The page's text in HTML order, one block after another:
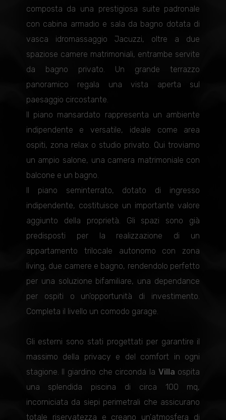
composta da una prestigiosa suite padronale
con cabina armadio e sala da bagno dotata di
vasca idromassaggio Jacuzzi, oltre a due
spaziose camere matrimoniali, entrambe servite
da bagno privato. Un grande terrazzo
panoramico regala una vista aperta sul
paesaggio circostante.
Il piano mansardato rappresenta un ambiente
indipendente e versatile, ideale come area
ospiti, zona relax o studio privato. Qui troviamo
un ampio salone, una camera matrimoniale con
balcone e un bagno.
Il piano seminterrato, dotato di ingresso
indipendente, costituisce un importante valore
aggiunto della proprietà. Gli spazi sono già
predisposti per la realizzazione di un
appartamento trilocale autonomo con zona
living, due camere e bagno, rendendolo perfetto
per una soluzione bifamiliare, una dependance
per ospiti o un'opportunità di investimento.
Completa il livello un comodo garage.
Gli esterni sono stati progettati per garantire il
massimo della privacy e del comfort in ogni
stagione. Il giardino che circonda la Villa ospita
una splendida piscina di circa 100 mq,
incorniciata da siepi perimetrali che assicurano
totale riservatezza e creano un'atmosfera di